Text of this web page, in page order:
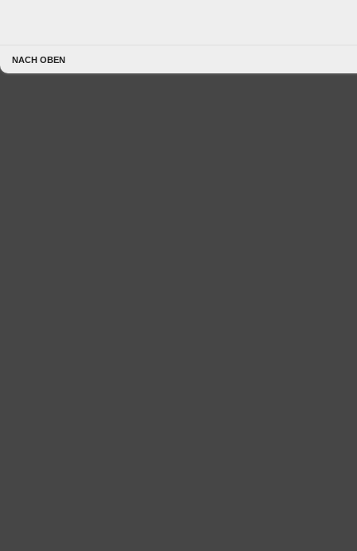
NACH OBEN